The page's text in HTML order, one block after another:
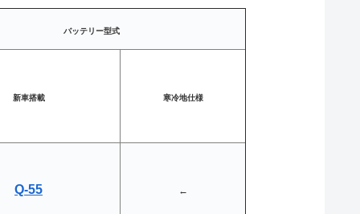
バッテリー型式
新車搭載 寒冷地仕様
Q-55 ←